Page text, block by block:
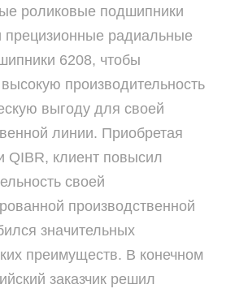
роликовые подшипники
прецизионные радиальные
6208, чтобы
производительность
выгоду для своей
линии. Приобретая
QIBR, клиент повысил
своей
производственной
значительных
преимуществ. В конечном
заказчик решил